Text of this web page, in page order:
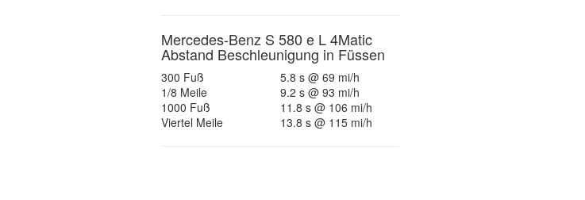
Mercedes-Benz S 580 e L 4Matic
Abstand Beschleunigung in Füssen
300 Fuß
5.8 s @ 69 mi/h
1/8 Meile
9.2 s @ 93 mi/h
1000 Fuß
11.8 s @ 106 mi/h
Viertel Meile
13.8 s @ 115 mi/h